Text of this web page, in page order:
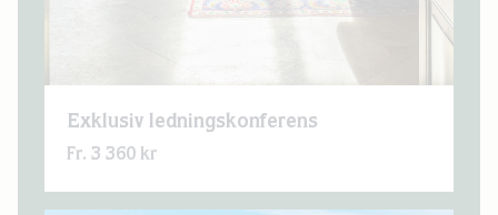
Exklusiv ledningskonferens
Fr. 3 360 kr